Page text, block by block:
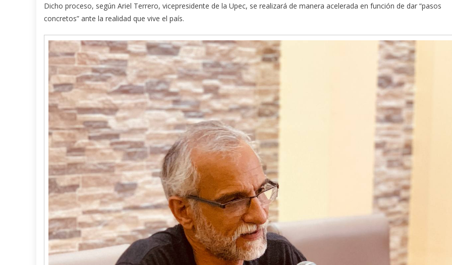
Dicho proceso, según Ariel Terrero, vicepresidente de la Upec, se realizará de manera acelerada en función de dar “pasos
concretos” ante la realidad que vive el país.